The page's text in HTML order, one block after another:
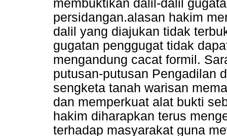
membuktikan dalil-dalil
persidangan.alasan hakim
dalil yang diajukan tidak
gugatan penggugat tidak
mengandung cacat formil.
putusan-putusan Pengadilan
sengketa tanah warisan
dan memperkuat alat bukti
hakim diharapkan terus
terhadap masyarakat guna